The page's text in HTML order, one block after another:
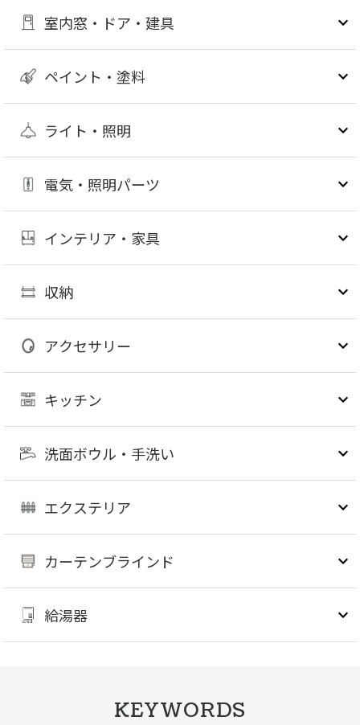
室内窓・ドア・建具
ペイント・塗料
ライト・照明
電気・照明パーツ
インテリア・家具
収納
アクセサリー
キッチン
洗面ボウル・手洗い
エクステリア
カーテンブラインド
給湯器
KEYWORDS